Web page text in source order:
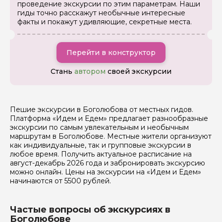
проведение экскурсии по этим параметрам. Наши
гиды точно расскажут необычные интересные
факты и покажут удивляющие, секретные места.
Перейти в конструктор
Стань автором своей экскурсии
Пешие экскурсии в Боголюбова от местных гидов.
Платформа «Идем и Едем» предлагает разнообразные
экскурсии по самым увлекательным и необычным
маршрутам в Боголюбове. Местные жители организуют
как индивидуальные, так и групповые экскурсии в
любое время. Получить актуальное расписание на
август-декабрь 2026 года и забронировать экскурсию
можно онлайн. Цены на экскурсии на «Идем и Едем»
начинаются от 5500 рублей.
Частые вопросы об экскурсиях в
Боголюбове